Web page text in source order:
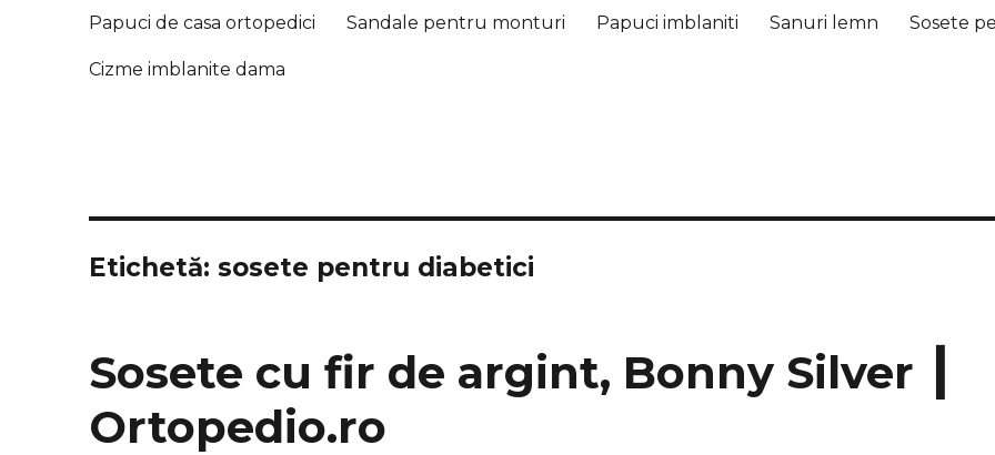
Papuci de casa ortopedici Sandale pentru monturi Papuci imblaniti Sanuri lemn Sosete
Cizme imblanite dama
Etichetă:sosete pentru diabetici
Sosete cu fir de argint, Bonny Silver ┃
Ortopedio.ro